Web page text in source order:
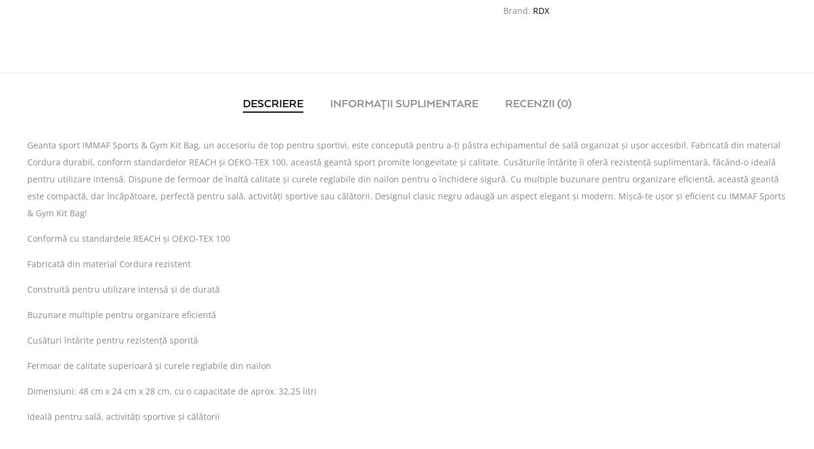
Brand: RDX
DESCRIERE INFORMAȚII SUPLIMENTARE RECENZII (0)
Geanta sport IMMAF Sports & Gym Kit Bag, un accesoriu de top pentru sportivi, este concepută pentru a-ți păstra echipamentul de sală organizat și ușor accesibil. Fabricată din material
Cordura durabil, conform standardelor REACH și OEKO-TEX 100, această geantă sport promite longevitate și calitate. Cusăturile întărite îi oferă rezistență suplimentară, făcând-o ideală
pentru utilizare intensă. Dispune de fermoar de înaltă calitate și curele reglabile din nailon pentru o închidere sigură. Cu multiple buzunare pentru organizare eficientă, această geantă
este compactă, dar încăpătoare, perfectă pentru sală, activități sportive sau călătorii. Designul clasic negru adaugă un aspect elegant și modern. Mișcă-te ușor și eficient cu IMMAF Sports
& Gym Kit Bag!
Conformă cu standardele REACH și OEKO-TEX 100
Fabricată din material Cordura rezistent
Construită pentru utilizare intensă și de durată
Buzunare multiple pentru organizare eficientă
Cusături întărite pentru rezistență sporită
Fermoar de calitate superioară și curele reglabile din nailon
Dimensiuni: 48 cm x 24 cm x 28 cm, cu o capacitate de aprox. 32,25 litri
Ideală pentru sală, activități sportive și călătorii